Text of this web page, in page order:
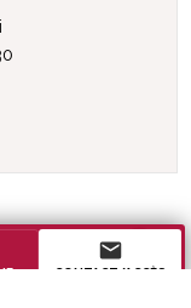
mail
CONTACT/ACCÈS